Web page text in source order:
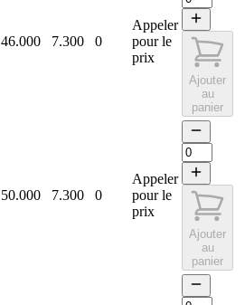
46.000 7.300 0
Appeler
pour le
prix
Ajouter
au
panier
50.000 7.300 0
Appeler
pour le
prix
Ajouter
au
panier